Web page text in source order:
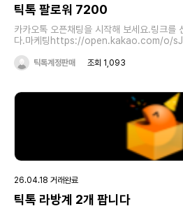
틱톡 팔로워 7200
카카오톡 오픈채팅을 시작해 보세요.링크를
다.마케팅https://open.kakao.com/o/
틱톡계정판매 조회 1,093
26.04.18 거래완료
틱톡 라방계 2개 팝니다